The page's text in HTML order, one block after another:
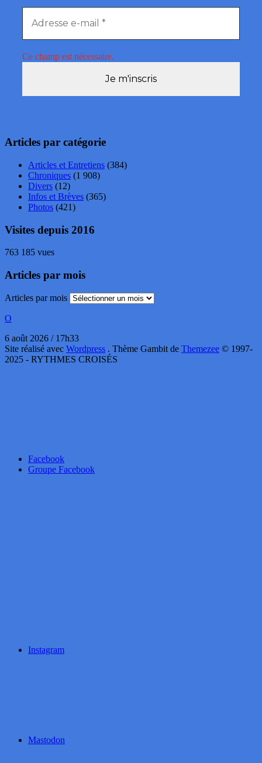
Ce champ est nécessaire.
Articles par catégorie
Articles et Entretiens (384)
Chroniques (1 908)
Divers (12)
Infos et Brèves (365)
Photos (421)
Visites depuis 2016
763 185 vues
Articles par mois
Articles par mois
O
6 août 2026 / 17h33
Site réalisé avec Wordpress . Thème Gambit de Themezee © 1997-
2025 - RYTHMES CROISÉS
Facebook
Groupe Facebook
Instagram
Mastodon